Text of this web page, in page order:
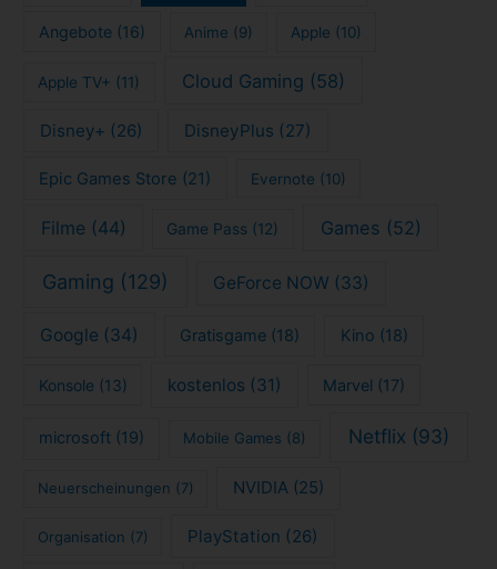
Angebote(16) Anime (9) Apple (10)
Apple TV+ (11) Cloud Gaming (58)
Disney+ (26) DisneyPlus (27)
Epic Games Store (21) Evernote (10)
Filme(44) Game Pass (12) Games (52)
Gaming (129) GeForce NOW (33)
Google (34) Gratisgame (18) Kino (18)
Konsole (13) kostenlos (31) Marvel (17)
microsoft (19) Mobile Games (8) Netflix (93)
Neuerscheinungen (7) NVIDIA (25)
Organisation (7) PlayStation (26)